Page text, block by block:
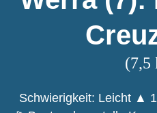
(7,5
Schwierigkeit: Leicht ▲
Naturpark-Partner
Natur- und